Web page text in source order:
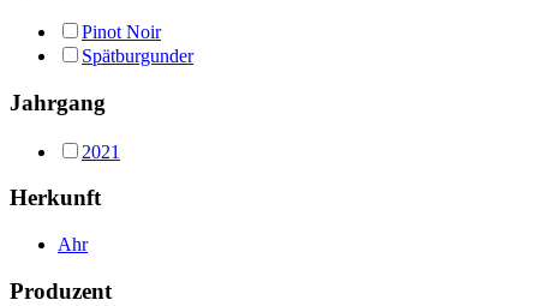
Pinot Noir
Spätburgunder
Jahrgang
2021
Herkunft
Ahr
Produzent